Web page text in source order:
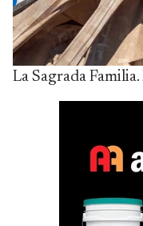
La Sagrada